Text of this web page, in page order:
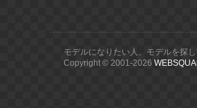
モデルになりたい人、モデルを探
Copyright © 2001-2026